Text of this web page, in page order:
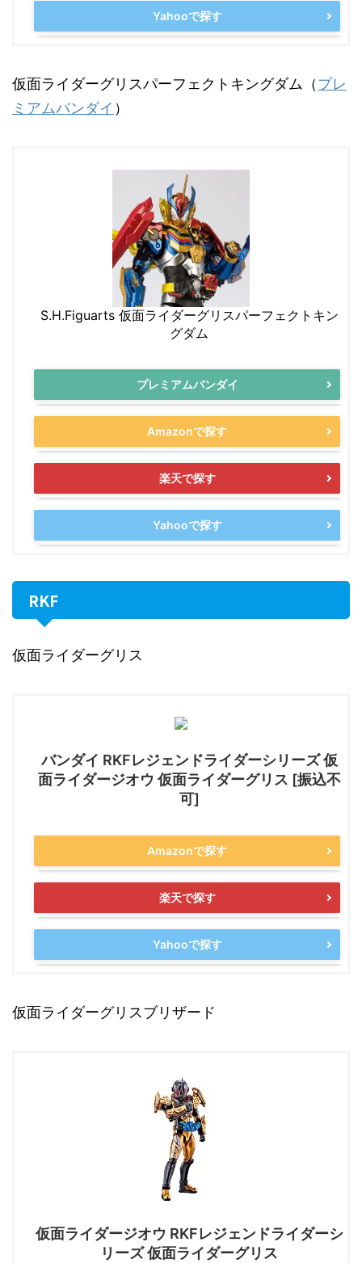
Yahooで探す
仮面ライダーグリスパーフェクトキングダム（プレ
ミアムバンダイ ）
S.H.Figuarts 仮面ライダーグリスパーフェクトキン
グダム
プレミアムバンダイ
Amazonで探す
楽天で探す
Yahooで探す
RKF
仮面ライダーグリス
バンダイ RKFレジェンドライダーシリーズ 仮
面ライダージオウ 仮面ライダーグリス [振込不
可]
Amazonで探す
楽天で探す
Yahooで探す
仮面ライダーグリスブリザード
仮面ライダージオウ RKFレジェンドライダーシ
リーズ 仮面ライダーグリス